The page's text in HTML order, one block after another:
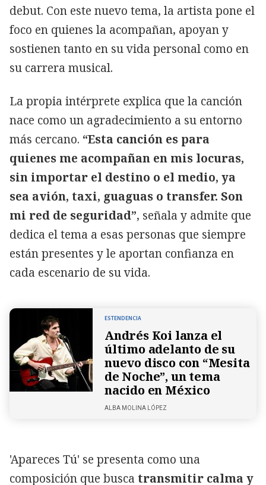
debut. Con este nuevo tema, la artista pone el
foco en quienes la acompañan, apoyan y
sostienen tanto en su vida personal como en
su carrera musical.
La propia intérprete explica que la canción
nace como un agradecimiento a su entorno
más cercano. “Esta canción es para
quienes me acompañan en mis locuras,
sin importar el destino o el medio, ya
sea avión, taxi, guaguas o transfer. Son
mi red de seguridad”, señala y admite que
dedica el tema a esas personas que siempre
están presentes y le aportan confianza en
cada escenario de su vida.
ESTENDENCIA
Andrés Koi lanza el
último adelanto de su
nuevo disco con “Mesita
de Noche”, un tema
nacido en México
ALBA MOLINA LÓPEZ
'Apareces Tú' se presenta como una
composición que busca transmitir calma y